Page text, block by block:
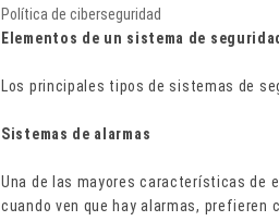
Política de ciberseguridad
Elementos de un sistema de seguridad
Los principales tipos de sistemas de
Sistemas de alarmas
Una de las mayores características de
cuando ven que hay alarmas, prefieren